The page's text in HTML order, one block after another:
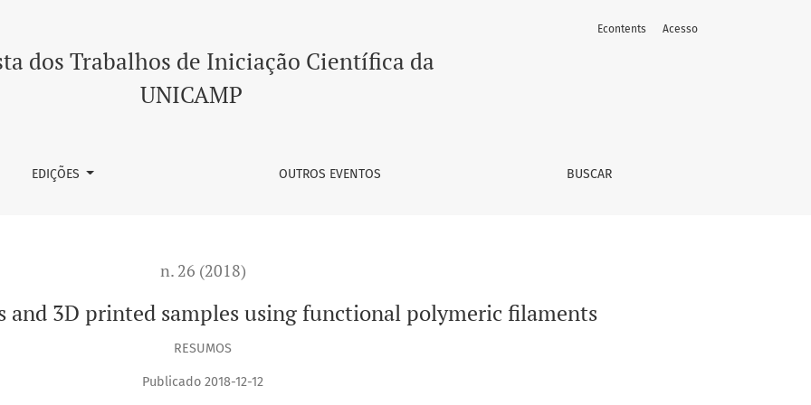
functional polymeric filaments
dos Trabalhos de Iniciação Científica da
UNICAMP
EDIÇÕES OUTROS EVENTOS BUSCAR
Econtents Acesso
n. 26 (2018)
and 3D printed samples using functional polymeric filaments
RESUMOS
Publicado 2018-12-12